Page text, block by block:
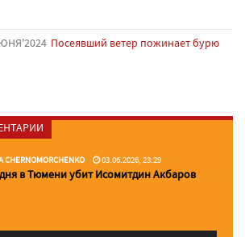
Посеявший ветер пожинает бурю
CHERNOMORCHENKO 03.06.2026, 23:29
в Тюмени убит Исомитдин Акбаров